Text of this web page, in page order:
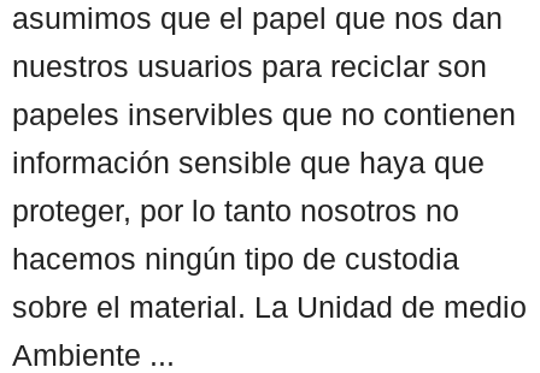
asumimos que el papel que nos dan
nuestros usuarios para reciclar son
papeles inservibles que no contienen
información sensible que haya que
proteger, por lo tanto nosotros no
hacemos ningún tipo de custodia
sobre el material. La Unidad de medio
Ambiente ...